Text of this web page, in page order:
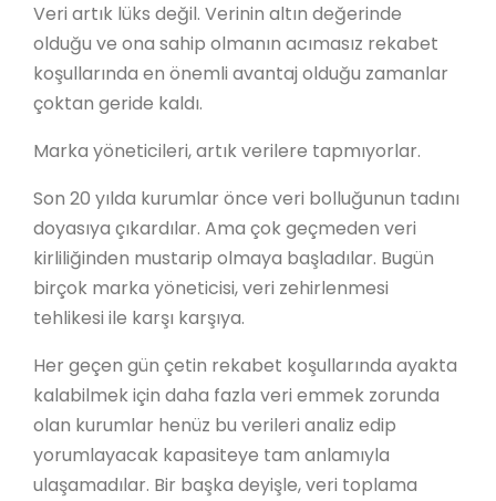
Veri artık lüks değil. Verinin altın değerinde
olduğu ve ona sahip olmanın acımasız rekabet
koşullarında en önemli avantaj olduğu zamanlar
çoktan geride kaldı.
Marka yöneticileri, artık verilere tapmıyorlar.
Son 20 yılda kurumlar önce veri bolluğunun tadını
doyasıya çıkardılar. Ama çok geçmeden veri
kirliliğinden mustarip olmaya başladılar. Bugün
birçok marka yöneticisi, veri zehirlenmesi
tehlikesi ile karşı karşıya.
Her geçen gün çetin rekabet koşullarında ayakta
kalabilmek için daha fazla veri emmek zorunda
olan kurumlar henüz bu verileri analiz edip
yorumlayacak kapasiteye tam anlamıyla
ulaşamadılar. Bir başka deyişle, veri toplama